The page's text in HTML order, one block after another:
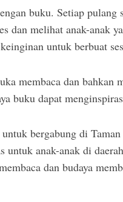
buku. Setiap
dan melihat anak-anak
untuk berbuat
membaca dan
buku dapat
bergabung di
untuk anak-anak di
dan budaya